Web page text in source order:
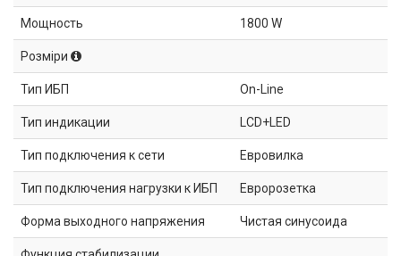
Мощность 1800 W
Розміри
Тип ИБП On-Line
Тип индикации LCD+LED
Тип подключения к сети Евровилка
Тип подключения нагрузки к ИБП Евророзетка
Форма выходного напряжения Чистая синусоида